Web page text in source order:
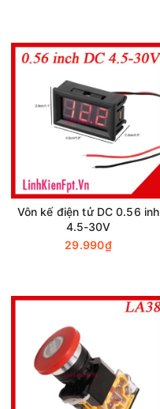
Vôn kế điện tử DC 0.56 inh
4.5-30V
29.990₫